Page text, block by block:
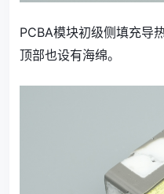
PCBA模块初级侧填充导
顶部也设有海绵。